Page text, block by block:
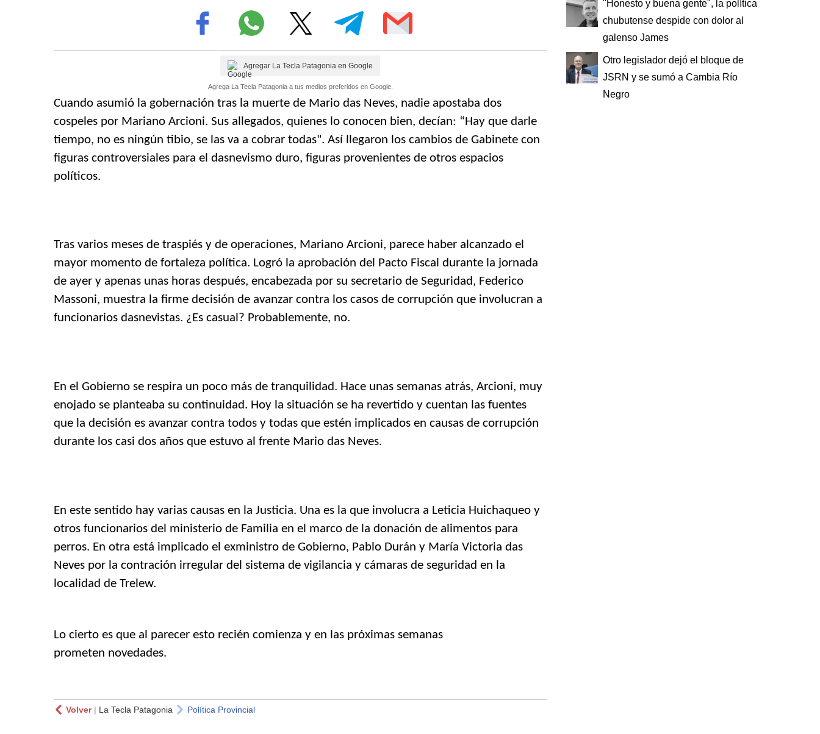
Agregar La Tecla Patagonia en Google
Agrega La Tecla Patagonia a tus medios preferidos en Google.
Cuando asumió la gobernación tras la muerte de Mario das Neves, nadie apostaba dos
cospeles por Mariano Arcioni. Sus allegados, quienes lo conocen bien, decían: “Hay que darle
tiempo, no es ningún tibio, se las va a cobrar todas". Así llegaron los cambios de Gabinete con
figuras controversiales para el dasnevismo duro, figuras provenientes de otros espacios
políticos.
Tras varios meses de traspiés y de operaciones, Mariano Arcioni, parece haber alcanzado el
mayor momento de fortaleza política. Logró la aprobación del Pacto Fiscal durante la jornada
de ayer y apenas unas horas después, encabezada por su secretario de Seguridad, Federico
Massoni, muestra la firme decisión de avanzar contra los casos de corrupción que involucran a
funcionarios dasnevistas. ¿Es casual? Probablemente, no.
En el Gobierno se respira un poco más de tranquilidad. Hace unas semanas atrás, Arcioni, muy
enojado se planteaba su continuidad. Hoy la situación se ha revertido y cuentan las fuentes
que la decisión es avanzar contra todos y todas que estén implicados en causas de corrupción
durante los casi dos años que estuvo al frente Mario das Neves.
En este sentido hay varias causas en la Justicia. Una es la que involucra a Leticia Huichaqueo y
otros funcionarios del ministerio de Familia en el marco de la donación de alimentos para
perros. En otra está implicado el exministro de Gobierno, Pablo Durán y María Victoria das
Neves por la contración irregular del sistema de vigilancia y cámaras de seguridad en la
localidad de Trelew.
Lo cierto es que al parecer esto recién comienza y en las próximas semanas
prometen novedades.
Volver| La Tecla Patagonia Política Provincial
"Honesto y buena gente", la política
chubutense despide con dolor al
galenso James
Otro legislador dejó el bloque de
JSRN y se sumó a Cambia Río
Negro